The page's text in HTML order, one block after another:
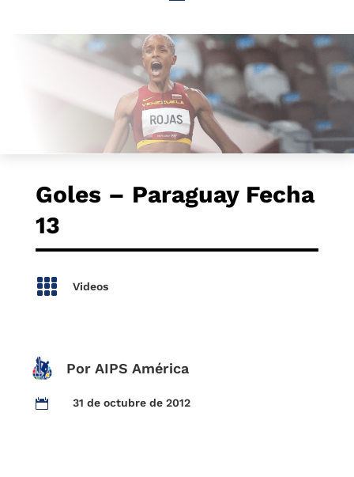
Goles – Paraguay Fecha
13
 Videos
Por AIPS América
 31 de octubre de 2012